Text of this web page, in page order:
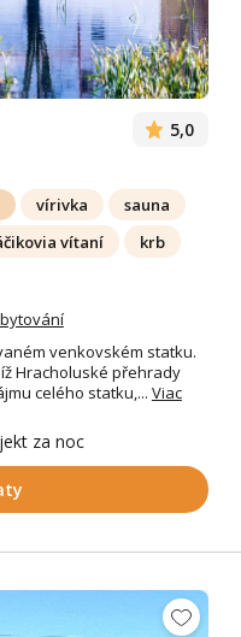
5,0
vírivka
sauna
vítaní
krb
venkovském statku.
Hracholuské přehrady
celého statku,... Viac
za noc